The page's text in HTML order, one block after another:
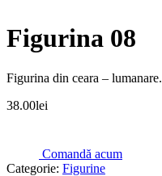
Figurina 08
Figurina din ceara – lumanare.
38.00lei
Comandă acum
Categorie: Figurine